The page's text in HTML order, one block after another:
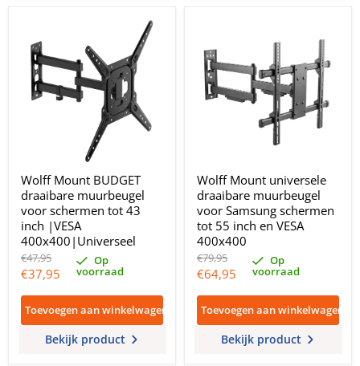
Wolff Mount BUDGET
draaibare muurbeugel
voor schermen tot 43
inch |VESA
400x400|Universeel
Oorspronkelijke
prijs
€47,95
Huidige
prijs
€37,95
Op
voorraad
Toevoegen aan winkelwagen
Bekijk product
Wolff Mount universele
draaibare muurbeugel
voor Samsung schermen
tot 55 inch en VESA
400x400
Oorspronkelijke
prijs
€79,95
Huidige
prijs
€64,95
Op
voorraad
Toevoegen aan winkelwagen
Bekijk product